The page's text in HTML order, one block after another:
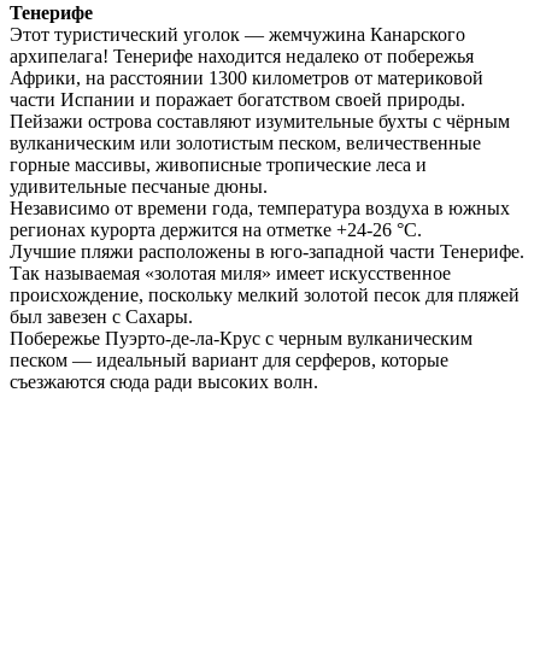
Тенерифе
Этот туристический уголок — жемчужина Канарского
архипелага! Тенерифе находится недалеко от побережья
Африки, на расстоянии 1300 километров от материковой
части Испании и поражает богатством своей природы.
Пейзажи острова составляют изумительные бухты с чёрным
вулканическим или золотистым песком, величественные
горные массивы, живописные тропические леса и
удивительные песчаные дюны.
Независимо от времени года, температура воздуха в южных
регионах курорта держится на отметке +24-26 °С.
Лучшие пляжи расположены в юго-западной части Тенерифе.
Так называемая «золотая миля» имеет искусственное
происхождение, поскольку мелкий золотой песок для пляжей
был завезен с Сахары.
Побережье Пуэрто-де-ла-Крус с черным вулканическим
песком — идеальный вариант для серферов, которые
съезжаются сюда ради высоких волн.